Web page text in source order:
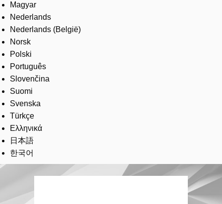
Magyar
Nederlands
Nederlands (België)
Norsk
Polski
Português
Slovenčina
Suomi
Svenska
Türkçe
Ελληνικά
日本語
한국어